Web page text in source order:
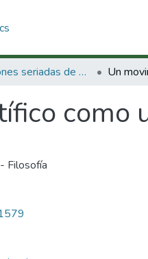
Publicaciones seriadas de Minciencias
como
Filosofía